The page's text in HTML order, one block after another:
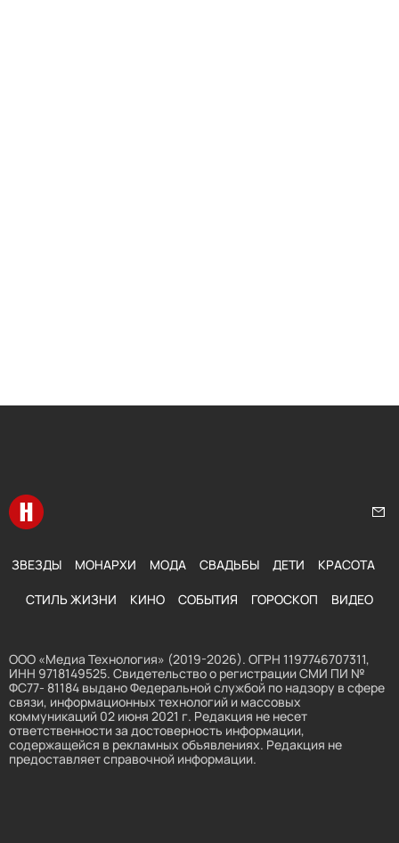
Перейти на главную
ЗВЕЗДЫ МОНАРХИ МОДА СВАДЬБЫ ДЕТИ КРАСОТА
СТИЛЬ ЖИЗНИ КИНО СОБЫТИЯ ГОРОСКОП ВИДЕО
ООО «Медиа Технология» (2019-2026). ОГРН 1197746707311,
ИНН 9718149525. Свидетельство о регистрации СМИ ПИ №
ФС77- 81184 выдано Федеральной службой по надзору в сфере
связи, информационных технологий и массовых
коммуникаций 02 июня 2021 г. Редакция не несет
ответственности за достоверность информации,
содержащейся в рекламных объявлениях. Редакция не
предоставляет справочной информации.